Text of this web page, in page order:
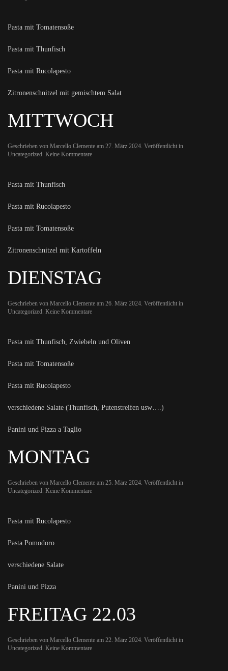
Pasta mit Tomatensoße
Pasta mit Thunfisch
Pasta mit Rucolapesto
Zitronenschnitzel mit gemischtem Salat
MITTWOCH
Geschrieben von Marcello Clemente am 27. März 2024. Veröffentlicht in
Uncategorized. Keine Kommentarezu
Pasta mit Thunfisch
Pasta mit Rucolapesto
Pasta mit Tomatensoße
Zitronenschnitzel mit Kartoffeln
DIENSTAG
Geschrieben von Marcello Clemente am 26. März 2024. Veröffentlicht in
Uncategorized. Keine Kommentarezu
Pasta mit Thunfisch, Zwiebeln und Oliven
Pasta mit Tomatensoße
Pasta mit Rucolapesto
verschiedene Salate (Thunfisch, Putenstreifen usw….)
Panini und Pizza a Taglio
MONTAG
Geschrieben von Marcello Clemente am 25. März 2024. Veröffentlicht in
Uncategorized. Keine Kommentarezu
Pasta mit Rucolapesto
Pasta Pomodoro
verschiedene Salate
Panini und Pizza
FREITAG 22.03
Geschrieben von Marcello Clemente am 22. März 2024. Veröffentlicht in
Uncategorized. Keine Kommentarezu